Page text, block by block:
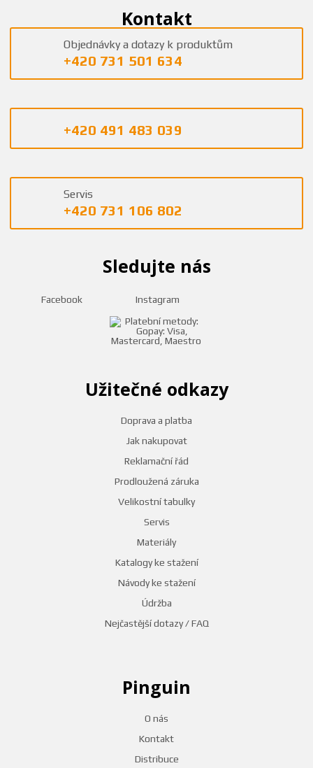
Užitečné odkazy
Doprava a platba
Jak nakupovat
Reklamační řád
Prodloužená záruka
Velikostní tabulky
Servis
Materiály
Katalogy ke stažení
Návody ke stažení
Údržba
Nejčastější dotazy / FAQ
Pinguin
O nás
Kontakt
Distribuce
Kontakt
Objednávky a dotazy k produktům
+420 731 501 634
+420 491 483 039
Servis
+420 731 106 802
Sledujte nás
Facebook Instagram